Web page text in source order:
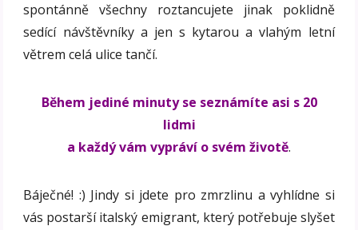
spontánně všechny roztancujete jinak poklidně
sedící návštěvníky a jen s kytarou a vlahým letní
větrem celá ulice tančí.
Během jediné minuty se seznámíte asi s 20
lidmi
a každý vám vypráví o svém životě.
Báječné! :) Jindy si jdete pro zmrzlinu a vyhlídne si
vás postarší italský emigrant, který potřebuje slyšet